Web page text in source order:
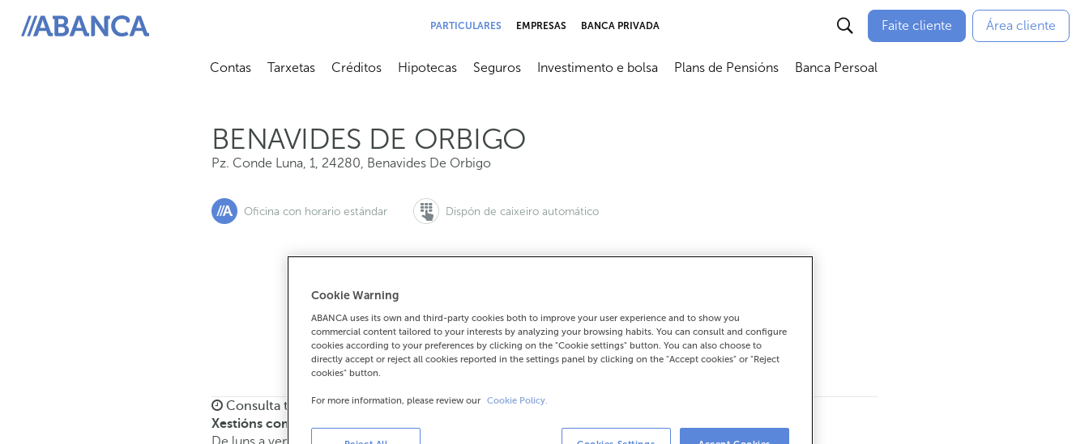
ABANCA
PARTICULARES EMPRESAS BANCA PRIVADA Faite cliente Área cliente
Contas
Abrir submenú
Tarxetas
Abrir submenú
Créditos
Abrir submenú
Hipotecas
Abrir submenú
Seguros
Abrir submenú
Investimento e bolsa
Abrir submenú
Plans de Pensións
Abrir submenú
Banca Persoal
BENAVIDES DE ORBIGO
Pz. Conde Luna, 1, 24280, Benavides De Orbigo
Oficina con horario estándar Dispón de caixeiro automático
Se queres pedir cita:
900 815 200 987370195 Como chegar
Consulta todos os horarios
Xestións comerciais
Cookie Warning
ABANCA uses its own and third-party cookies both to improve your user experience and to show you
commercial content tailored to your interests by analyzing your browsing habits. You can consult and configure
cookies according to your preferences by clicking on the "Cookie settings" button. You can also choose to
directly accept or reject all cookies reported in the settings panel by clicking on the "Accept cookies" or "Reject
cookies" button.
For more information, please review our Cookie Policy.